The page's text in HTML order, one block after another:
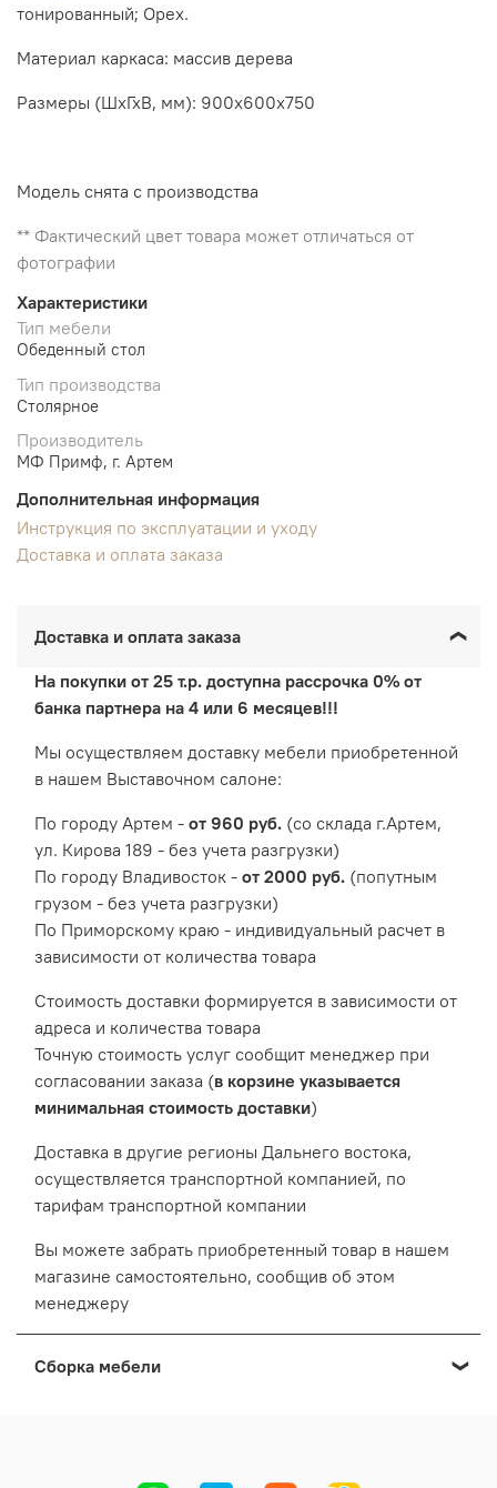
тонированный; Орех.
Материал каркаса: массив дерева
Размеры (ШхГхВ, мм): 900х600х750
Модель снята с производства
** Фактический цвет товара может отличаться от
фотографии
Характеристики
Тип мебели
Обеденный стол
Тип производства
Столярное
Производитель
МФ Примф, г. Артем
Дополнительная информация
Инструкция по эксплуатации и уходу
Доставка и оплата заказа
Доставка и оплата заказа
На покупки от 25 т.р. доступна рассрочка 0% от
банка партнера на 4 или 6 месяцев!!!
Мы осуществляем доставку мебели приобретенной
в нашем Выставочном салоне:
По городу Артем - от 960 руб. (со склада г.Артем,
ул. Кирова 189 - без учета разгрузки)
По городу Владивосток - от 2000 руб. (попутным
грузом - без учета разгрузки)
По Приморскому краю - индивидуальный расчет в
зависимости от количества товара
Cтоимость доставки формируется в зависимости от
адреса и количества товара
Точную стоимость услуг сообщит менеджер при
согласовании заказа (в корзине указывается
минимальная стоимость доставки)
Доставка в другие регионы Дальнего востока,
осуществляется транспортной компанией, по
тарифам транспортной компании
Вы можете забрать приобретенный товар в нашем
магазине самостоятельно, сообщив об этом
менеджеру
Сборка мебели